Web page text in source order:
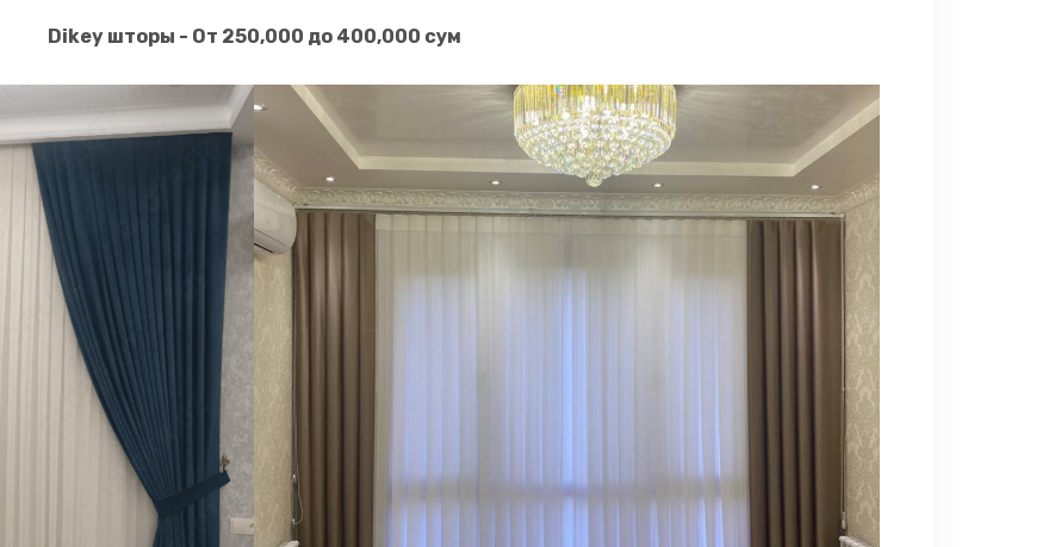
Dikey шторы - От 250,000 до 400,000 сум